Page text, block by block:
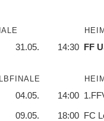
31.05. 14:30 FF
04.05. 14:00
09.05. 18:00 FC